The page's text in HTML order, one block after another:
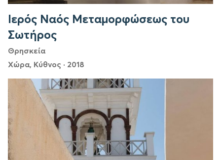
Ιερός Ναός Μεταμορφώσεως του
Σωτήρος
Θρησκεία
Χώρα, Κύθνος · 2018